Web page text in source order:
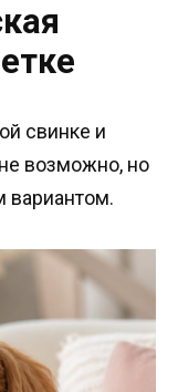
свинке и
возможно, но
вариантом.